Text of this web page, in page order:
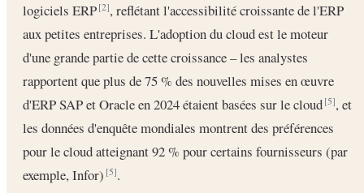
logiciels ERP[2], reflétant l'accessibilité croissante de l'ERP
aux petites entreprises. L'adoption du cloud est le moteur
d'une grande partie de cette croissance – les analystes
rapportent que plus de 75 % des nouvelles mises en œuvre
d'ERP SAP et Oracle en 2024 étaient basées sur le cloud[5], et
les données d'enquête mondiales montrent des préférences
pour le cloud atteignant 92 % pour certains fournisseurs (par
exemple, Infor)[5].